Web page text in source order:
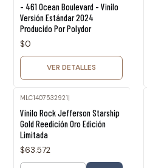
- 461 Ocean Boulevard - Vinilo
Versión Estándar 2024
Producido Por Polydor
$0
VER DETALLES
MLC1407532921
Vinilo Rock Jefferson Starship
Gold Reedición Oro Edición
Limitada
$63.572